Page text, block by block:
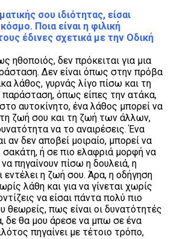
σου ιδιότητας, είσαι
Ποια είναι η φιλική
έδινες σχετικά με την Οδική
ηθοποιός, δεν πρόκειται για μια
Δεν είναι όπως στην πρόβα
λάθος, γυρνάς λίγο πίσω και τη
παράσταση, όπως είπες την ατάκα,
αυτοκίνητο, ένα λάθος μπορεί να
τη ζωή σου και τη ζωή των άλλων,
να το αναιρέσεις. Ένα
αν δεν αποβεί μοιραίο, μπορεί να
ή σε πιο ελαφριά μορφή να
πηγαίνουν πίσω η δουλειά, η
εντέλει η ζωή σου. Άρα, η οδήγηση
λάθη και για να γίνεται χωρίς
να είσαι πάντα πολύ πιο
πως είναι οι δυνατότητές
δε θα μου άρεσε να μπω σε ένα
πηγαίνει με τέτοιο τρόπο,